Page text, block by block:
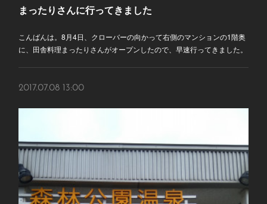
まったりさんに行ってきました
こんばんは。8月4日、クローバーの向かって右側のマンションの1階奥
に、田舎料理まったりさんがオープンしたので、早速行ってきました。
2017.07.08 13:00